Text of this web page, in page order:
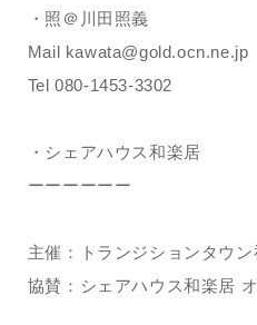
・照＠川田照義
Mail kawata@gold.ocn.ne.jp
Tel 080-1453-3302
・シェアハウス和楽居
ーーーーーー
主催：トランジションタウン
協賛：シェアハウス和楽居